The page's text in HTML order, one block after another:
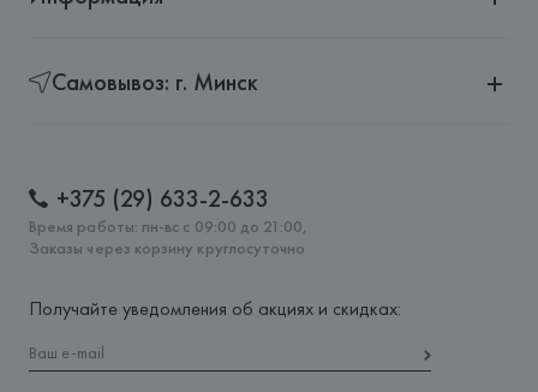
Самовывоз: г. Минск
+375 (29) 633-2-633
Время работы: пн-вс с 09:00 до 21:00,
Заказы через корзину круглосуточно
Получайте уведомления об акциях и скидках: